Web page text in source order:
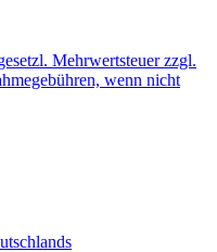
Mehrwertsteuer zzgl.
wenn nicht